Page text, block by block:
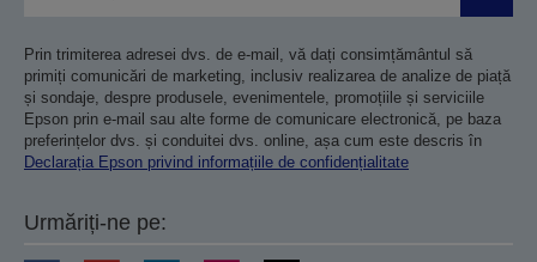
Prin trimiterea adresei dvs. de e-mail, vă dați consimțământul să
primiți comunicări de marketing, inclusiv realizarea de analize de piață
și sondaje, despre produsele, evenimentele, promoțiile și serviciile
Epson prin e-mail sau alte forme de comunicare electronică, pe baza
preferințelor dvs. și conduitei dvs. online, așa cum este descris în
Declarația Epson privind informațiile de confidențialitate
Urmăriți-ne pe: